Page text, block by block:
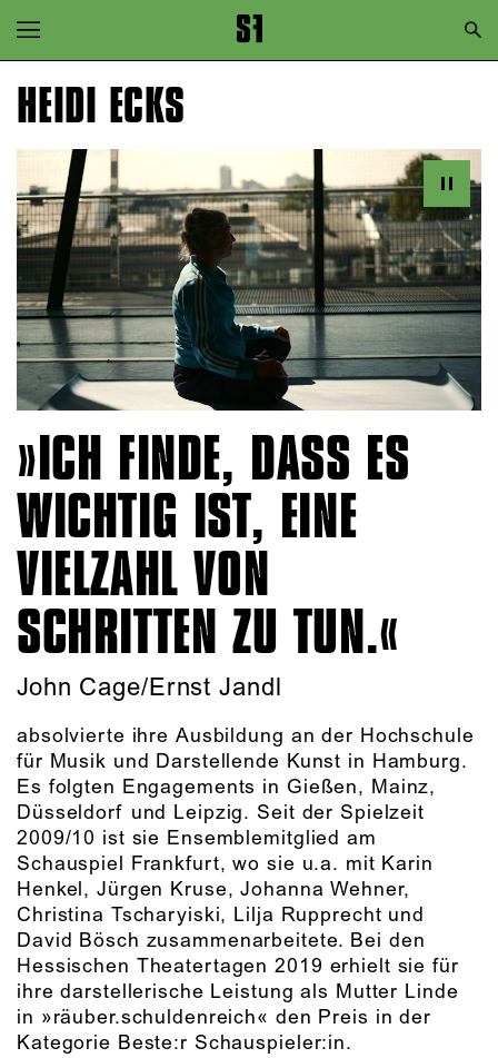
Zur Hauptnavigation springen
Zum Hauptinhalt springen
HEIDI ECKS
ICH FINDE, DASS ES
WICHTIG IST, EINE
VIELZAHL VON
SCHRITTEN ZU TUN.
John Cage/Ernst Jandl
absolvierte ihre Ausbildung an der Hochschule
für Musik und Darstellende Kunst in Hamburg.
Es folgten Engagements in Gießen, Mainz,
Düsseldorf und Leipzig. Seit der Spielzeit
2009/10 ist sie Ensemblemitglied am
Schauspiel Frankfurt, wo sie u.a. mit Karin
Henkel, Jürgen Kruse, Johanna Wehner,
Christina Tscharyiski, Lilja Rupprecht und
David Bösch zusammenarbeitete. Bei den
Hessischen Theatertagen 2019 erhielt sie für
ihre darstellerische Leistung als Mutter Linde
in »räuber.schuldenreich« den Preis in der
Kategorie Beste:r Schauspieler:in.